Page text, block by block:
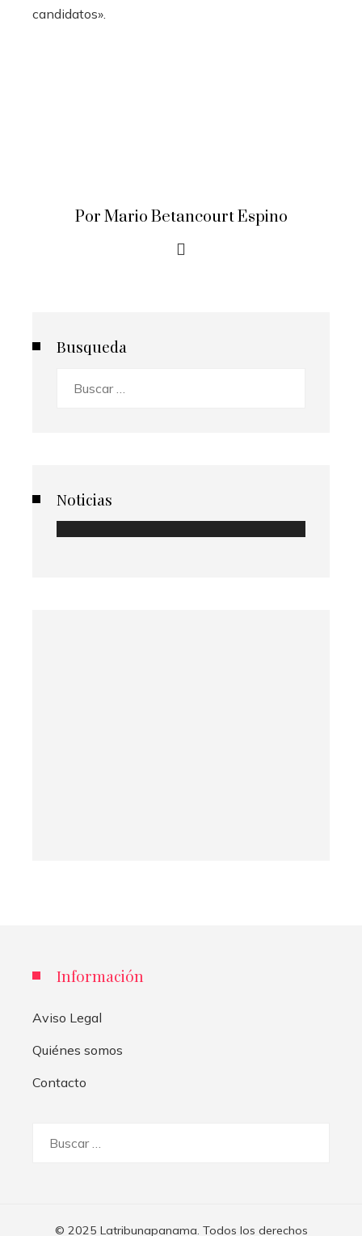
candidatos».
Por Mario Betancourt Espino
Busqueda
Noticias
Información
Aviso Legal
Quiénes somos
Contacto
© 2025 Latribunapanama. Todos los derechos